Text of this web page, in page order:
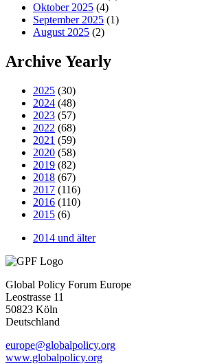
Oktober 2025 (4)
September 2025 (1)
August 2025 (2)
Archive Yearly
2025 (30)
2024 (48)
2023 (57)
2022 (68)
2021 (59)
2020 (58)
2019 (82)
2018 (67)
2017 (116)
2016 (110)
2015 (6)
2014 und älter
Global Policy Forum Europe
Leostrasse 11
50823 Köln
Deutschland
europe@globalpolicy.org
www.globalpolicy.org